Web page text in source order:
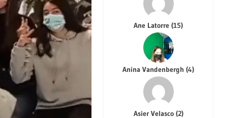
Ane Latorre(15)
Anina Vandenbergh(4)
Asier Velasco (2)